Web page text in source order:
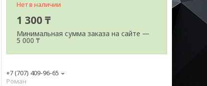
Нет в наличии
1 300 ₸
Минимальная сумма заказа на сайте —
5 000 ₸
+7 (707) 409-96-65
Роман